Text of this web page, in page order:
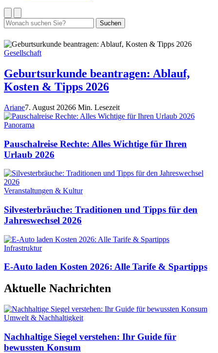
Suchen
nach:
Suchen
Gesellschaft
Geburtsurkunde beantragen: Ablauf,
Kosten & Tipps 2026
Ariane7. August 20266 Min. Lesezeit
Panorama
Pauschalreise Rechte: Alles Wichtige für Ihren
Urlaub 2026
Veranstaltungen & Kultur
Silvesterbräuche: Traditionen und Tipps für den
Jahreswechsel 2026
Infrastruktur
E-Auto laden Kosten 2026: Alle Tarife & Spartipps
Aktuelle Nachrichten
Umwelt & Nachhaltigkeit
Nachhaltige Siegel verstehen: Ihr Guide für
bewussten Konsum